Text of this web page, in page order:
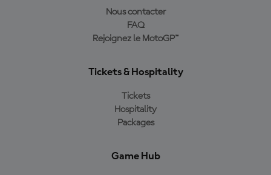
Nous contacter
FAQ
Rejoignez le MotoGP™
Tickets & Hospitality
Tickets
Hospitality
Packages
Game Hub